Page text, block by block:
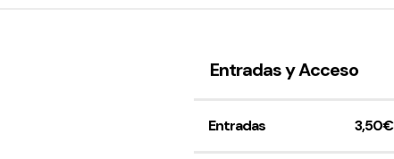
Entradas y Acceso
Entradas 3,50€